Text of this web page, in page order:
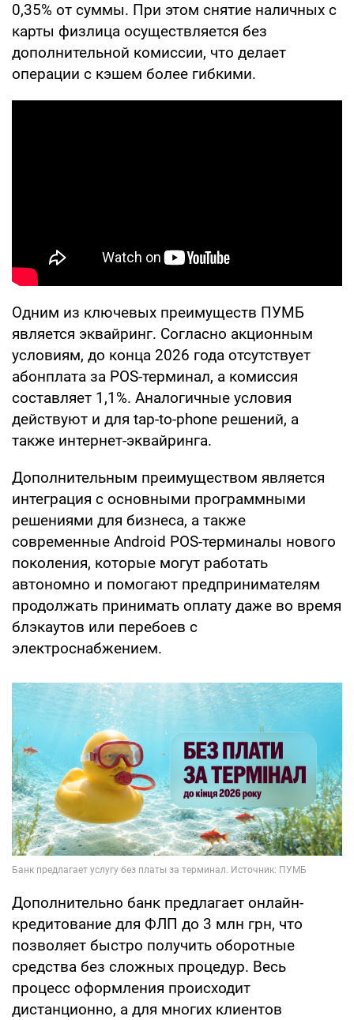
0,35% от суммы. При этом снятие наличных с
карты физлица осуществляется без
дополнительной комиссии, что делает
операции с кэшем более гибкими.
Одним из ключевых преимуществ ПУМБ
является эквайринг. Согласно акционным
условиям, до конца 2026 года отсутствует
абонплата за POS-терминал, а комиссия
составляет 1,1%. Аналогичные условия
действуют и для tap-to-phone решений, а
также интернет-эквайринга.
Дополнительным преимуществом является
интеграция с основными программными
решениями для бизнеса, а также
современные Android POS-терминалы нового
поколения, которые могут работать
автономно и помогают предпринимателям
продолжать принимать оплату даже во время
блэкаутов или перебоев с
электроснабжением.
Дополнительно банк предлагает онлайн-
кредитование для ФЛП до 3 млн грн, что
позволяет быстро получить оборотные
средства без сложных процедур. Весь
процесс оформления происходит
дистанционно, а для многих клиентов